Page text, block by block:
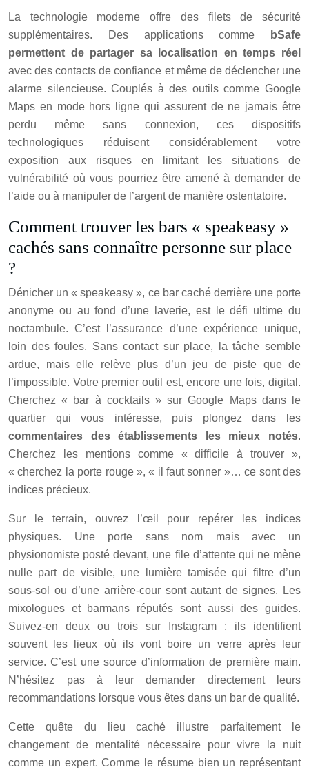
La technologie moderne offre des filets de sécurité
supplémentaires. Des applications comme
bSafe
permettent de partager sa localisation en temps réel
avec des contacts de confiance et même de déclencher une
alarme silencieuse. Couplés à des outils comme Google
Maps en mode hors ligne qui assurent de ne jamais être
perdu même sans connexion, ces dispositifs
technologiques réduisent considérablement votre
exposition aux risques en limitant les situations de
vulnérabilité où vous pourriez être amené à demander de
l’aide ou à manipuler de l’argent de manière ostentatoire.
Comment trouver les bars « speakeasy »
cachés sans connaître personne sur place
?
Dénicher un « speakeasy », ce bar caché derrière une porte
anonyme ou au fond d’une laverie, est le défi ultime du
noctambule. C’est l’assurance d’une expérience unique,
loin des foules. Sans contact sur place, la tâche semble
ardue, mais elle relève plus d’un jeu de piste que de
l’impossible. Votre premier outil est, encore une fois, digital.
Cherchez « bar à cocktails » sur Google Maps dans le
quartier qui vous intéresse, puis plongez dans les
commentaires des établissements les mieux notés.
Cherchez les mentions comme « difficile à trouver »,
« cherchez la porte rouge », « il faut sonner »… ce sont des
indices précieux.
Sur le terrain, ouvrez l’œil pour repérer les indices
physiques. Une porte sans nom mais avec un
physionomiste posté devant, une file d’attente qui ne mène
nulle part de visible, une lumière tamisée qui filtre d’un
sous-sol ou d’une arrière-cour sont autant de signes. Les
mixologues et barmans réputés sont aussi des guides.
Suivez-en deux ou trois sur Instagram : ils identifient
souvent les lieux où ils vont boire un verre après leur
service. C’est une source d’information de première main.
N’hésitez pas à leur demander directement leurs
recommandations lorsque vous êtes dans un bar de qualité.
Cette quête du lieu caché illustre parfaitement le
changement de mentalité nécessaire pour vivre la nuit
comme un expert. Comme le résume bien un représentant